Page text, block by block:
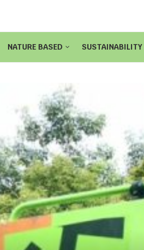
NATURE BASED SUSTAINABILITY